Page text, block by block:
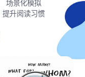
场景化模拟
提升阅读习惯